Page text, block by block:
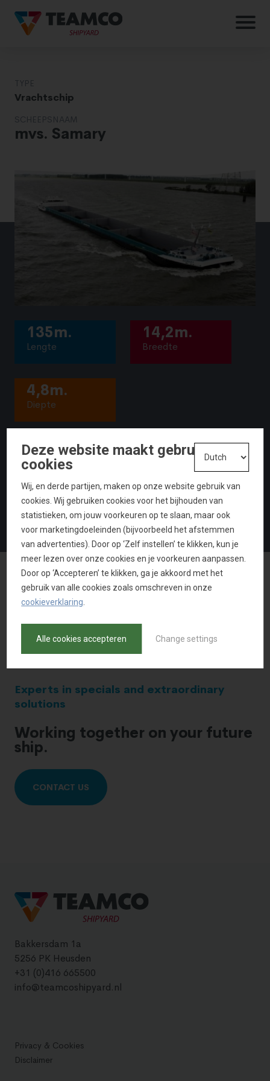
TYPE
Vrachtschip
SCHEEPSNAAM
mvs. Samary
135m.
Lengte
14,2m.
Breedte
4,8m.
Diepte
OPDRACHTGEVER
J. Woortman
mei 2007
TERUG NAAR OVERZICHT
Experts in specials and extraordinary
solutions
Working together on your future
ship.
CONTACT US
Bakkersdam 1a
5256 PK Heusden
+31 (0)416 665500
info@teamcoshipyard.nl
Privacy & Cookies
Disclaimer
Deze website maakt gebruik van
cookies
Wij, en derde partijen, maken op onze website gebruik van
cookies. Wij gebruiken cookies voor het bijhouden van
statistieken, om jouw voorkeuren op te slaan, maar ook
voor marketingdoeleinden (bijvoorbeeld het afstemmen
van advertenties). Door op ‘Zelf instellen’ te klikken, kun je
meer lezen over onze cookies en je voorkeuren aanpassen.
Door op ‘Accepteren’ te klikken, ga je akkoord met het
gebruik van alle cookies zoals omschreven in onze
cookieverklaring
Alle cookies accepteren Change settings